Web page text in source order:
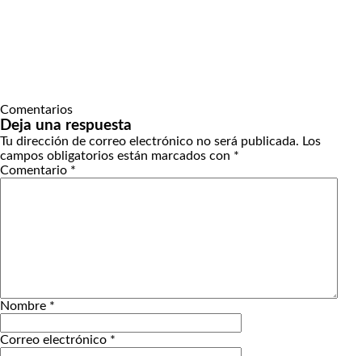
Comentarios
Deja una respuesta
Tu dirección de correo electrónico no será publicada. Los
campos obligatorios están marcados con *
Comentario *
Nombre *
Correo electrónico *